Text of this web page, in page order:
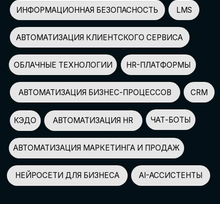
СПИКЕРОВ
150+
ПАРТНЕРОВ
100+
УЧАСТНИКОВ
2500+
GLOBAL TECH FORUM –